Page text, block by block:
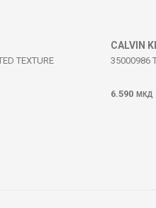
TEXTURE
CALVIN
35000986
6.590 МКД